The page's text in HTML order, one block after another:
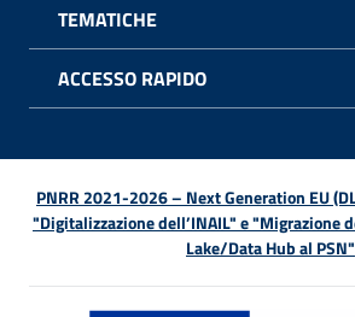
TEMATICHE
ACCESSO RAPIDO
PNRR 2021-2026 – Next Generation EU
"Digitalizzazione dell’INAIL" e "Migrazione
Lake/Data Hub al PSN"